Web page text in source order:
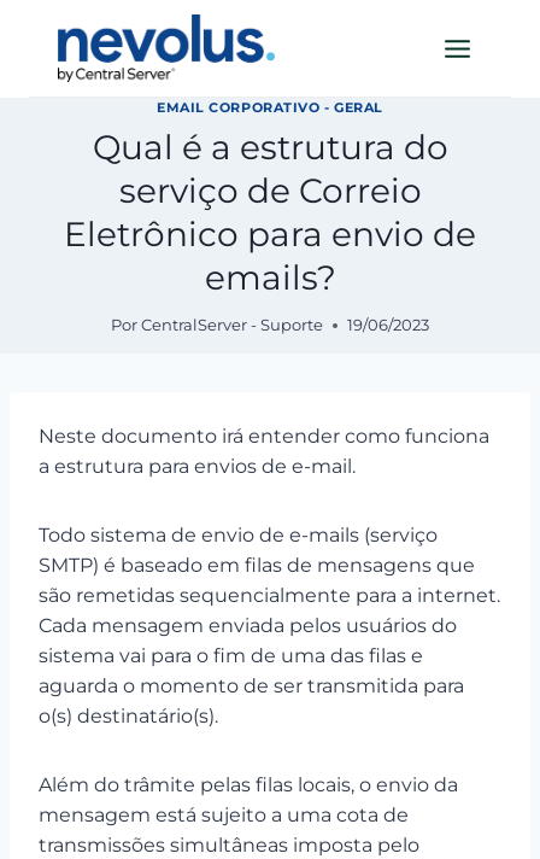
EMAIL CORPORATIVO - GERAL
Qual é a estrutura do
serviço de Correio
Eletrônico para envio de
emails?
Por CentralServer - Suporte 19/06/2023
Neste documento irá entender como funciona
a estrutura para envios de e-mail.
Todo sistema de envio de e-mails (serviço
SMTP) é baseado em filas de mensagens que
são remetidas sequencialmente para a internet.
Cada mensagem enviada pelos usuários do
sistema vai para o fim de uma das filas e
aguarda o momento de ser transmitida para
o(s) destinatário(s).
Além do trâmite pelas filas locais, o envio da
mensagem está sujeito a uma cota de
transmissões simultâneas imposta pelo